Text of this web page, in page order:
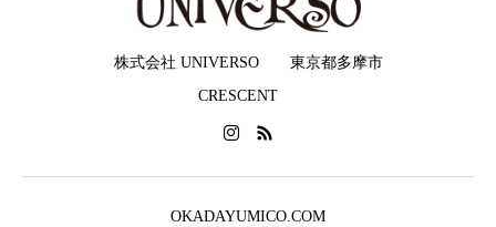
株式会社 UNIVERSO 東京都多摩市
CRESCENT
OKADAYUMICO.COM